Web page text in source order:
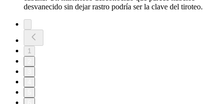
desvanecido sin dejar rastro podría ser la clave del tiroteo.
1